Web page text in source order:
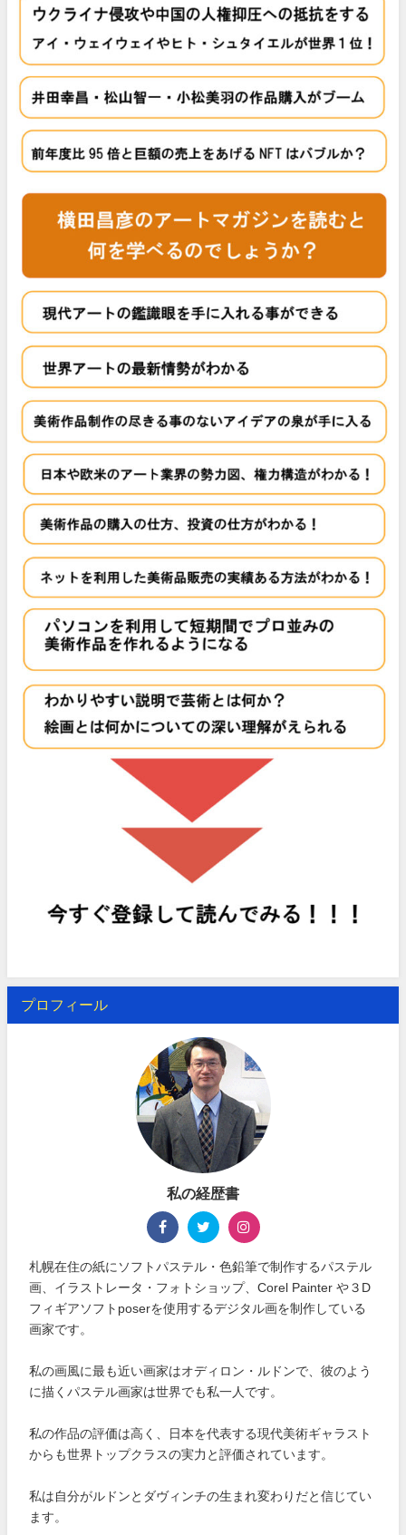
プロフィール
私の経歴書
札幌在住の紙にソフトパステル・色鉛筆で制作するパステル
画、イラストレータ・フォトショップ、Corel Painter や３D
フィギアソフトposerを使用するデジタル画を制作している
画家です。
私の画風に最も近い画家はオディロン・ルドンで、彼のよう
に描くパステル画家は世界でも私一人です。
私の作品の評価は高く、日本を代表する現代美術ギャラスト
からも世界トップクラスの実力と評価されています。
私は自分がルドンとダヴィンチの生まれ変わりだと信じてい
ます。